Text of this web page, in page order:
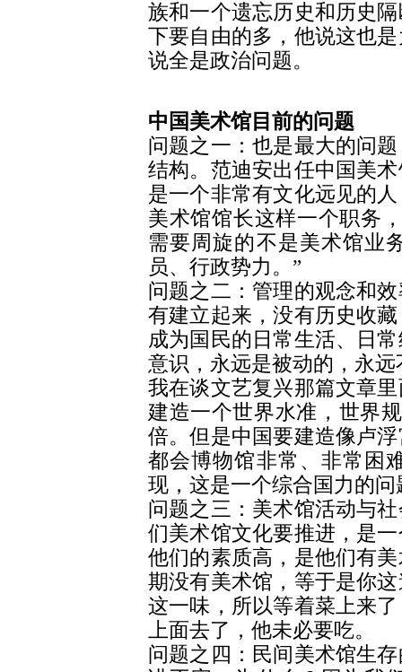
族和一个遗忘历史和历史
下要自由的多，他说这也
说全是政治问题。
中国美术馆目前的问题
问题之一：也是最大的问
结构。范迪安出任中国美
是一个非常有文化远见的
美术馆馆长这样一个职务
需要周旋的不是美术馆业
员、行政势力。”
问题之二：管理的观念和
有建立起来，没有历史收
成为国民的日常生活、日
意识，永远是被动的，永
我在谈文艺复兴那篇文章
建造一个世界水准，世界
倍。但是中国要建造像卢
都会博物馆非常、非常困
现，这是一个综合国力的
问题之三：美术馆活动与
们美术馆文化要推进，是
他们的素质高，是他们有
期没有美术馆，等于是你
这一味，所以等着菜上来
上面去了，他未必要吃。
问题之四：民间美术馆生